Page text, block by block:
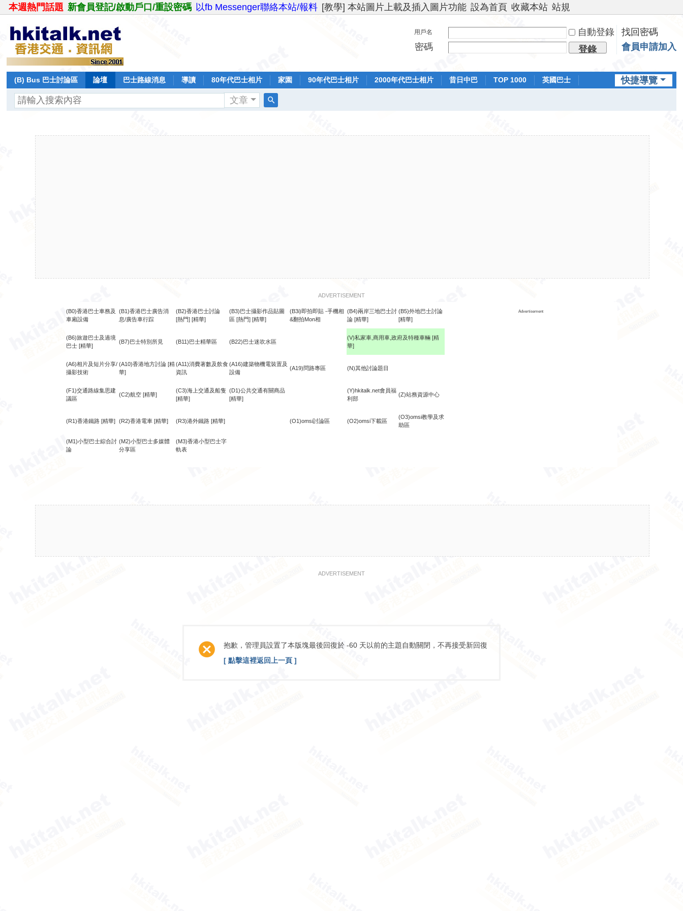
本週熱門話題 新會員登記/啟動戶口/重設密碼 以fb Messenger聯絡本站/報料 [教學] 本站圖片上載及插入圖片功能 設為首頁 收藏本站 站規
用戶名 自動登錄
找回密碼
密碼
登錄 會員申請加入
快捷導覽
(B) Bus 巴士討論區 論壇 巴士路線消息 導讀 80年代巴士相片 家園 90年代巴士相片 2000年代巴士相片 昔日中巴 TOP 1000
英國巴士
文章
ADVERTISEMENT
(B0)香港巴士車務及
車廂設備
(B1)香港巴士廣告消
息/廣告車行踪
(B2)香港巴士討論
[熱門] [精華]
(B3)巴士攝影作品貼圖
區 [熱門] [精華]
(B3i)即拍即貼 -手機相
&翻拍Mon相
(B4)兩岸三地巴士討
論 [精華]
(B5)外地巴士討論
[精華]
Advertisement
(B6)旅遊巴士及過境
巴士 [精華]
(B7)巴士特別所見 (B11)巴士精華區 (B22)巴士迷吹水區
(V)私家車,商用車,政府及特種車輛 [精
華]
(A6)相片及短片分享/
攝影技術
(A10)香港地方討論 [精
華]
(A11)消費著數及飲食
資訊
(A16)建築物機電裝置及
設備
(A19)問路專區 (N)其他討論題目
(F1)交通路線集思建
議區
(C2)航空 [精華]
(C3)海上交通及船隻
[精華]
(D1)公共交通有關商品
[精華]
(Y)hkitalk.net會員福
利部
(Z)站務資源中心
(R1)香港鐵路 [精華] (R2)香港電車 [精華] (R3)港外鐵路 [精華] (O1)omsi討論區 (O2)omsi下載區
(O3)omsi教學及求
助區
(M1)小型巴士綜合討
論
(M2)小型巴士多媒體
分享區
(M3)香港小型巴士字
軌表
ADVERTISEMENT
抱歉，管理員設置了本版塊最後回復於 -60 天以前的主題自動關閉，不再接受新回復
[ 點擊這裡返回上一頁 ]